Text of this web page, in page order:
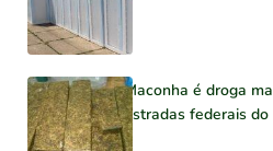
Maconha é droga
estradas federais do